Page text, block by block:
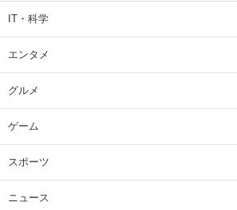
IT・科学
エンタメ
グルメ
ゲーム
スポーツ
ニュース